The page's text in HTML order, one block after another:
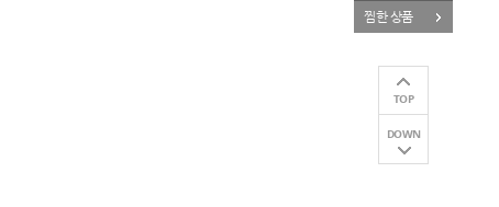
찜한 상품
TOP
DOWN